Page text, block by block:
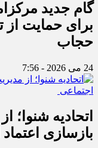
گام جدید
برای حمایت از
حجاب
24 می 2026 - 7:56
اتحادیه
بازسازی